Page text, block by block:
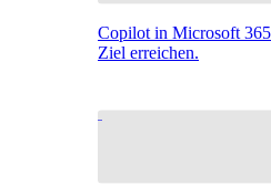
Copilot in Microsoft
Ziel erreichen.